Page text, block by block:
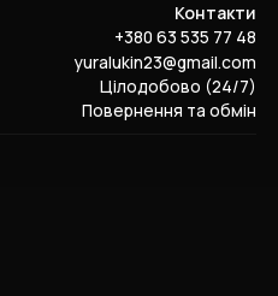
Контакти
+380 63 535 77 48
yuralukin23@gmail.com
Цілодобово (24/7)
Повернення та обмін